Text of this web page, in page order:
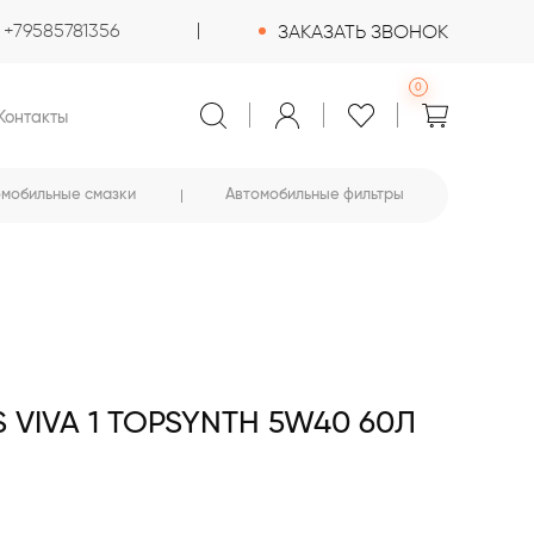
+79585781356 ЗАКАЗАТЬ ЗВОНОК
0
смазки Автомобильные фильтры
1 TOPSYNTH 5W40 60Л